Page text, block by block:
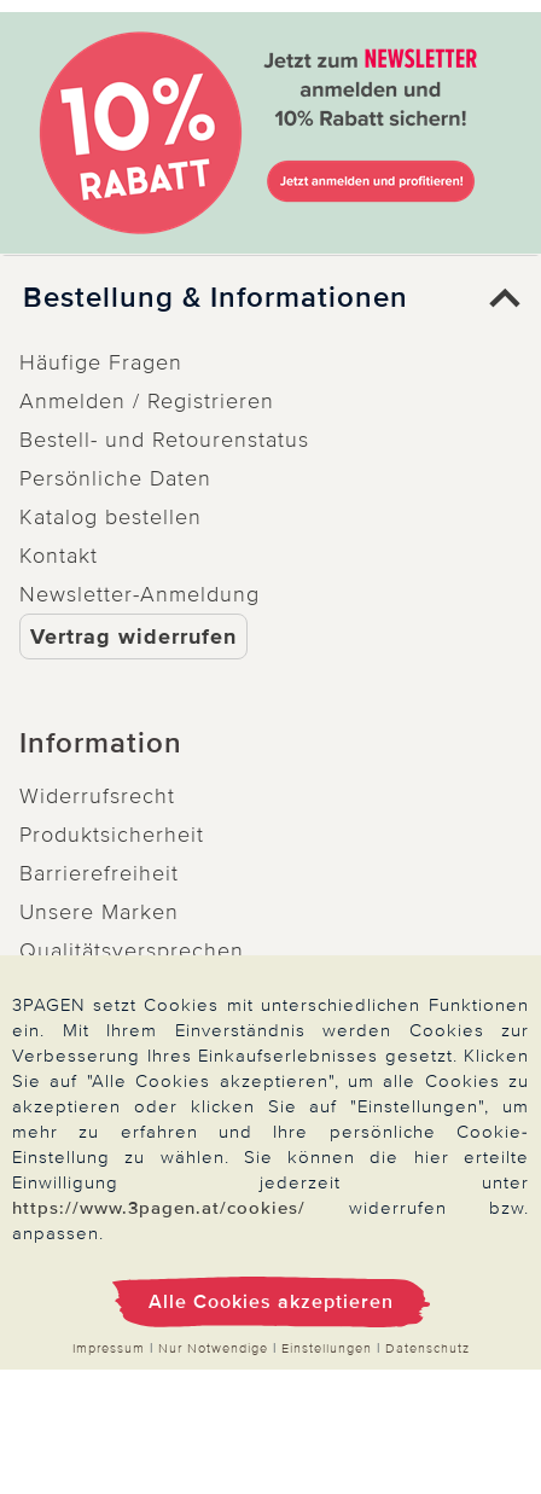
Bestellung & Informationen
Häufige Fragen
Anmelden / Registrieren
Bestell- und Retourenstatus
Persönliche Daten
Katalog bestellen
Kontakt
Newsletter-Anmeldung
Vertrag widerrufen
Information
Widerrufsrecht
Produktsicherheit
Barrierefreiheit
Unsere Marken
Qualitätsversprechen
Zahlung & Versand
Über 3PAGEN
Impressum|AGB|Datenschutz|Cookies
3PAGEN setzt Cookies mit unterschiedlichen Funktionen
ein. Mit Ihrem Einverständnis werden Cookies zur
Verbesserung Ihres Einkaufserlebnisses gesetzt. Klicken
Sie auf "Alle Cookies akzeptieren", um alle Cookies zu
akzeptieren oder klicken Sie auf "Einstellungen", um
mehr zu erfahren und Ihre persönliche Cookie-
Einstellung zu wählen. Sie können die hier erteilte
Einwilligung jederzeit unter
https://www.3pagen.at/cookies/ widerrufen bzw.
anpassen.
Alle Cookies akzeptieren
Impressum | Nur Notwendige | Einstellungen | Datenschutz